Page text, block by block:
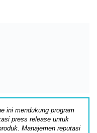
ini mendukung program
press release untuk
Manajemen reputasi